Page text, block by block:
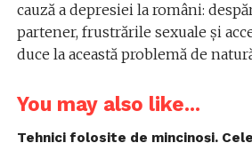
cauză a depresiei la români:
partener, frustrările sexuale și
duce la această problemă de
You may also like...
Tehnici folosite de mincinoși.